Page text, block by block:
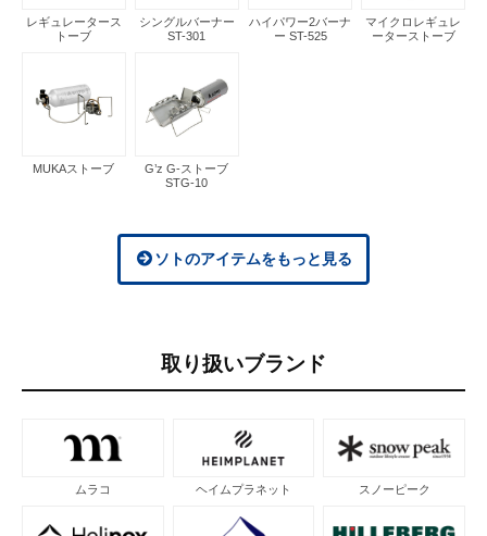
レギュレータース
トーブ
シングルバーナー
ST-301
ハイパワー2バーナ
ー ST-525
マイクロレギュレ
ーターストーブ
MUKAストーブ
G’z G-ストーブ
STG-10
ソトのアイテムをもっと見る
取り扱いブランド
ムラコ ヘイムプラネット スノーピーク